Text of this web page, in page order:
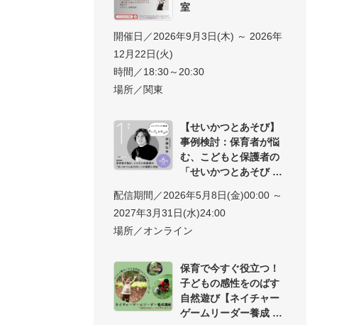
室
開催日／2026年9月3日(木) ～ 2026年
12月22日(火)
時間／18:30～20:30
場所／関東
【せいかつとあそび】
事例検討：保育者が悩
む、こどもと保護者の
「せいかつとあそび
配信期間／2026年5月8日(金)00:00 ～
2027年3月31日(水)24:00
場所／オンライン
保育で今すぐ役立つ！
子どもの感性をのばす
自然遊び【ネイチャー
ゲームリーダー養成